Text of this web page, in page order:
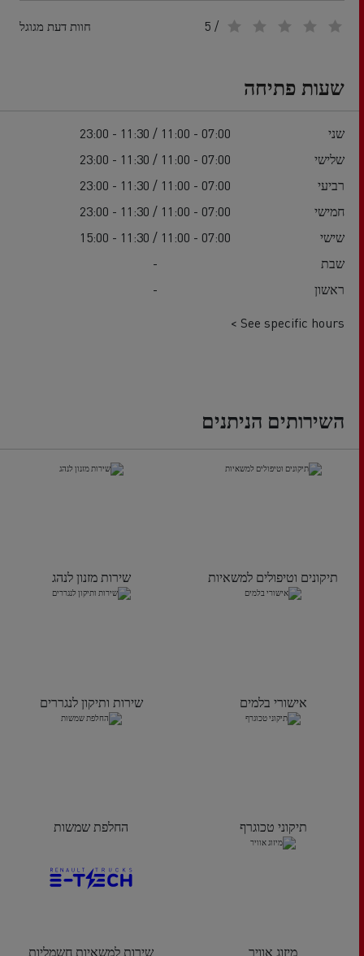
/ 5 חוות דעת מגוגל
שעות פתיחה
שני
07:00 - 11:00 / 11:30 - 23:00
שלישי
07:00 - 11:00 / 11:30 - 23:00
רביעי
07:00 - 11:00 / 11:30 - 23:00
חמישי
07:00 - 11:00 / 11:30 - 23:00
שישי
07:00 - 11:00 / 11:30 - 15:00
שבת
-
ראשון
-
See specific hours >
השירותים הניתנים
תיקונים וטיפולים למשאיות שירות מזנון לנהג
אישורי בלמים שירות ותיקון לנגררים
תיקוני טכוגרף החלפת שמשות
מיזוג אוויר שירות למשאיות חשמליות